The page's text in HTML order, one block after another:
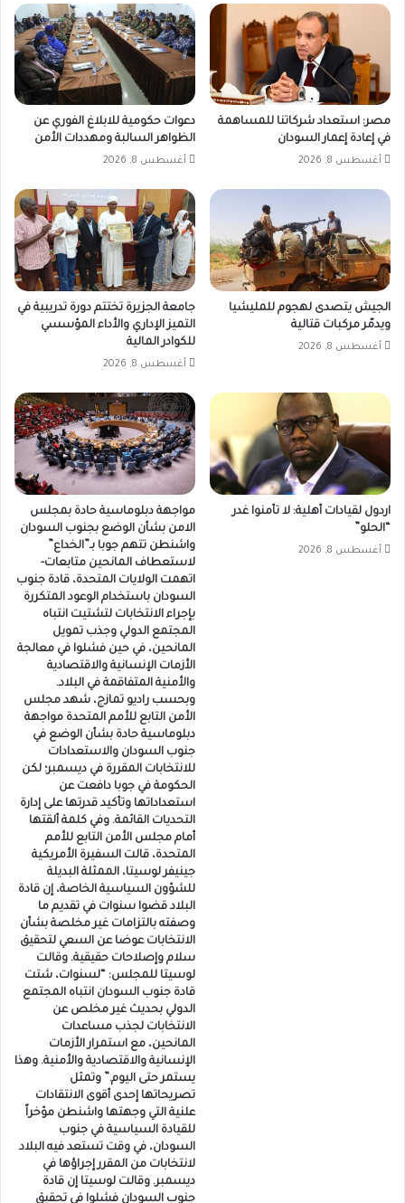
مصر: استعداد شركاتنا للمساهمة
في إعادة إعمار السودان
أغسطس 8, 2026
دعوات حكومية للابلاغ الفوري عن
الظواهر السالبة ومهددات الأمن
أغسطس 8, 2026
الجيش يتصدى لهجوم للمليشيا
ويدمّر مركبات قتالية
أغسطس 8, 2026
جامعة الجزيرة تختتم دورة تدريبية في
التميز الإداري والأداء المؤسسي
للكوادر المالية
أغسطس 8, 2026
اردول لقيادات أهلية: لا تأمنوا غدر
“الحلو”
أغسطس 8, 2026
مواجهة دبلوماسية حادة بمجلس
الامن بشأن الوضع بجنوب السودان
واشنطن تتهم جوبا بـ”الخداع”
لاستعطاف المانحين متابعات-
اتهمت الولايات المتحدة، قادة جنوب
السودان باستخدام الوعود المتكررة
بإجراء الانتخابات لتشتيت انتباه
المجتمع الدولي وجذب تمويل
المانحين، في حين فشلوا في معالجة
الأزمات الإنسانية والاقتصادية
والأمنية المتفاقمة في البلاد.
وبحسب راديو تمازج، شهد مجلس
الأمن التابع للأمم المتحدة مواجهة
دبلوماسية حادة بشأن الوضع في
جنوب السودان والاستعدادات
للانتخابات المقررة في ديسمبر؛ لكن
الحكومة في جوبا دافعت عن
استعداداتها وتأكيد قدرتها على إدارة
التحديات القائمة. وفي كلمة ألقتها
أمام مجلس الأمن التابع للأمم
المتحدة، قالت السفيرة الأمريكية
جينيفر لوسيتا، الممثلة البديلة
للشؤون السياسية الخاصة، إن قادة
البلاد قضوا سنوات في تقديم ما
وصفته بالتزامات غير مخلصة بشأن
الانتخابات عوضا عن السعي لتحقيق
سلام وإصلاحات حقيقية. وقالت
لوسيتا للمجلس: “لسنوات، شتت
قادة جنوب السودان انتباه المجتمع
الدولي بحديث غير مخلص عن
الانتخابات لجذب مساعدات
المانحين، مع استمرار الأزمات
الإنسانية والاقتصادية والأمنية. وهذا
يستمر حتى اليوم.” وتمثل
تصريحاتها إحدى أقوى الانتقادات
علنية التي وجهتها واشنطن مؤخراً
للقيادة السياسية في جنوب
السودان، في وقت تستعد فيه البلاد
لانتخابات من المقرر إجراؤها في
ديسمبر. وقالت لوسيتا إن قادة
جنوب السودان فشلوا في تحقيق